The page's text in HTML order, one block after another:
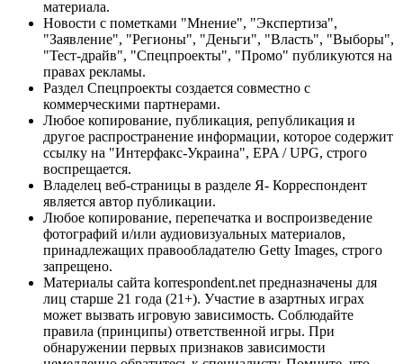
материала.
Новости с пометками "Мнение", "Экспертиза",
"Заявление", "Регионы", "Деньги", "Власть", "Выборы",
"Тест-драйв", "Спецпроекты", "Промо" публикуются на
правах рекламы.
Раздел Спецпроекты создается совместно с
коммерческими партнерами.
Любое копирование, публикация, републикация и
другое распространение информации, которое содержит
ссылку на "Интерфакс-Украина", EPA / UPG, строго
воспрещается.
Владелец веб-страницы в разделе Я- Корреспондент
является автор публикации.
Любое копирование, перепечатка и воспроизведение
фотографий и/или аудиовизуальных материалов,
принадлежащих правообладателю Getty Images, строго
запрещено.
Материалы сайта korrespondent.net предназначены для
лиц старше 21 года (21+). Участие в азартных играх
может вызвать игровую зависимость. Соблюдайте
правила (принципы) ответственной игры. При
обнаружении первых признаков зависимости